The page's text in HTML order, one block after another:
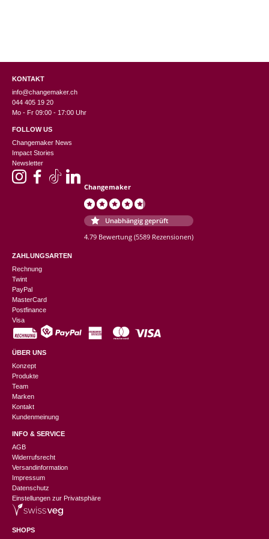
KONTAKT
info@changemaker.ch
044 405 19 20
Mo - Fr 09:00 - 17:00 Uhr
FOLLOW US
Changemaker News
Impact Stories
Newsletter
Changemaker
Unabhängig geprüft
4.79 Bewertung (5589 Rezensionen)
ZAHLUNGSARTEN
Rechnung
Twint
PayPal
MasterCard
Postfinance
Visa
ÜBER UNS
Konzept
Produkte
Team
Marken
Kontakt
Kundenmeinung
INFO & SERVICE
AGB
Widerrufsrecht
Versandinformation
Impressum
Datenschutz
Einstellungen zur Privatsphäre
SHOPS